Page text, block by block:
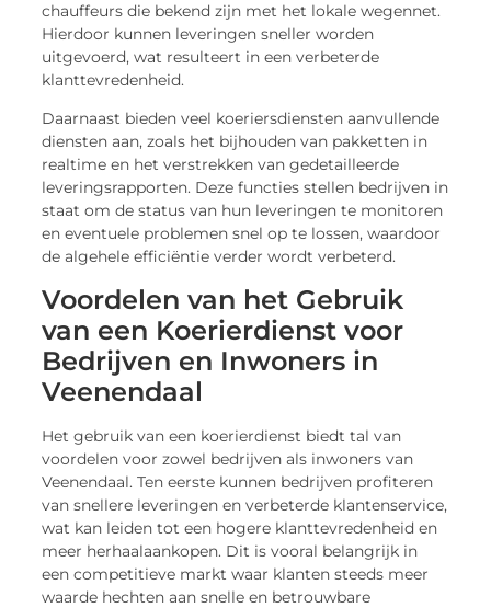
chauffeurs die bekend zijn met het lokale wegennet.
Hierdoor kunnen leveringen sneller worden
uitgevoerd, wat resulteert in een verbeterde
klanttevredenheid.
Daarnaast bieden veel koeriersdiensten aanvullende
diensten aan, zoals het bijhouden van pakketten in
realtime en het verstrekken van gedetailleerde
leveringsrapporten. Deze functies stellen bedrijven in
staat om de status van hun leveringen te monitoren
en eventuele problemen snel op te lossen, waardoor
de algehele efficiëntie verder wordt verbeterd.
Voordelen van het Gebruik
van een Koerierdienst voor
Bedrijven en Inwoners in
Veenendaal
Het gebruik van een koerierdienst biedt tal van
voordelen voor zowel bedrijven als inwoners van
Veenendaal. Ten eerste kunnen bedrijven profiteren
van snellere leveringen en verbeterde klantenservice,
wat kan leiden tot een hogere klanttevredenheid en
meer herhaalaankopen. Dit is vooral belangrijk in
een competitieve markt waar klanten steeds meer
waarde hechten aan snelle en betrouwbare